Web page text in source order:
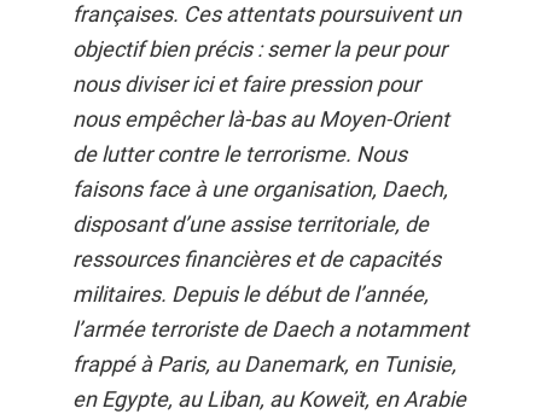
françaises. Ces attentats poursuivent un
objectif bien précis : semer la peur pour
nous diviser ici et faire pression pour
nous empêcher là-bas au Moyen-Orient
de lutter contre le terrorisme. Nous
faisons face à une organisation, Daech,
disposant d’une assise territoriale, de
ressources financières et de capacités
militaires. Depuis le début de l’année,
l’armée terroriste de Daech a notamment
frappé à Paris, au Danemark, en Tunisie,
en Egypte, au Liban, au Koweït, en Arabie